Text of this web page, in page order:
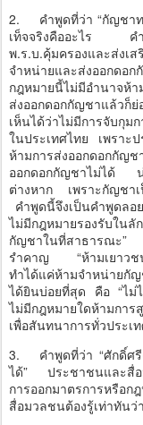
2.
คำพูดที่ว่า “กัญชา
เท็จจริงคืออะไร ค
พ.ร.บ.คุ้มครองและส่ง
จำหน่ายและส่งออกดอ
กฎหมายนี้ไม่มีอำนาจห้
ส่งออกดอกกัญชาแล้วก็
เห็นได้ว่าไม่มีการจับกุ
ในประเทศไทย เพราะ
ห้ามการส่งออกดอก
ออกดอกกัญชาไม่ได้ น่า
ต่างหาก เพราะกัญชาเ
คำพูดนี้จึงเป็นคำพูดล
ไม่มีกฎหมายรองรับใน
กัญชาในที่สาธารณะ”
รำคาญ “ห้ามเยาวชน
ทำได้แค่ห้ามจำหน่าย
ได้ยินบ่อยที่สุด คือ “ไม่
ไม่มีกฎหมายใดห้ามกา
เพื่อสันทนาการทั่วประเ
3.
คำพูดที่ว่า “ศักดิ์ศ
ได้” ประชาชนและสื่อ
การออกมาตรการหรื
สื่อมวลชนต้องรู้เท่าทันว่